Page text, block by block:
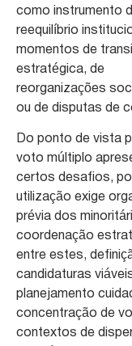
como instrumento
reequilíbrio
momentos de
estratégica, de
reorganizações
ou de disputas de
Do ponto de vista
voto múltiplo
certos desafios,
utilização exige
prévia dos
coordenação
entre estes,
candidaturas
planejamento
concentração de
contextos de